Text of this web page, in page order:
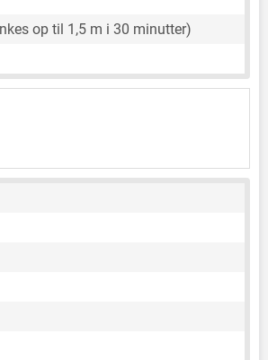
op til 1,5 m i 30 minutter)